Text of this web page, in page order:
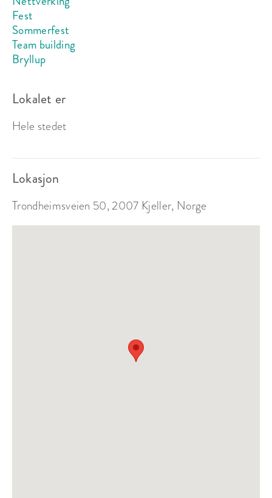
Fest
Sommerfest
Team building
Bryllup
Lokalet er
Hele stedet
Lokasjon
Trondheimsveien 50, 2007 Kjeller, Norge